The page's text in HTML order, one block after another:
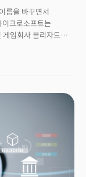
름을 바꾸면서
크로소프트는
임회사 블리자드를
다. 마크 저커버그
대한 영감은
(구 페이스북)는
스는 미래에 대한
은 1년 전만 해도
하던 게임 콘텐츠
그는 지금 메타버스
하고 있다.그가